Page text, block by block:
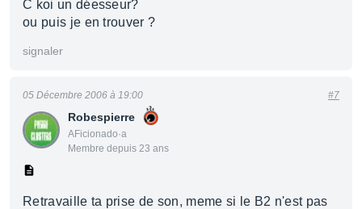
C koi un déesseur?
ou puis je en trouver ?
signaler
Robespierre
AFicionado·a
Membre depuis 23 ans
05 Décembre 2006 à 19:00 #7
Retravaille ta prise de son, meme si le B2 n'est pas